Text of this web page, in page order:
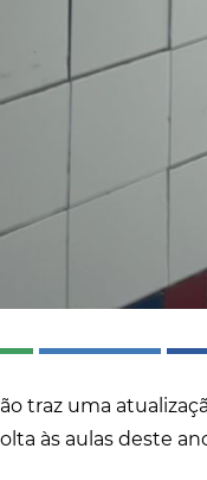
traz uma
às aulas deste